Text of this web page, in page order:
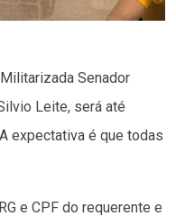
Senador
Leite, será até
expectativa é que todas
e CPF do requerente e